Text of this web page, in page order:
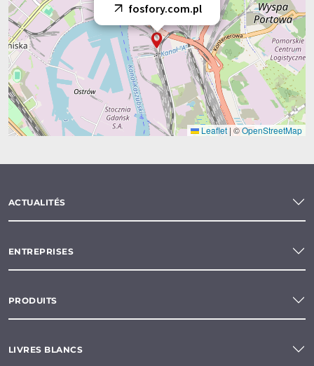
fosfory.com.pl
Leaflet | ©OpenStreetMap
ACTUALITÉS
ENTREPRISES
PRODUITS
LIVRES BLANCS